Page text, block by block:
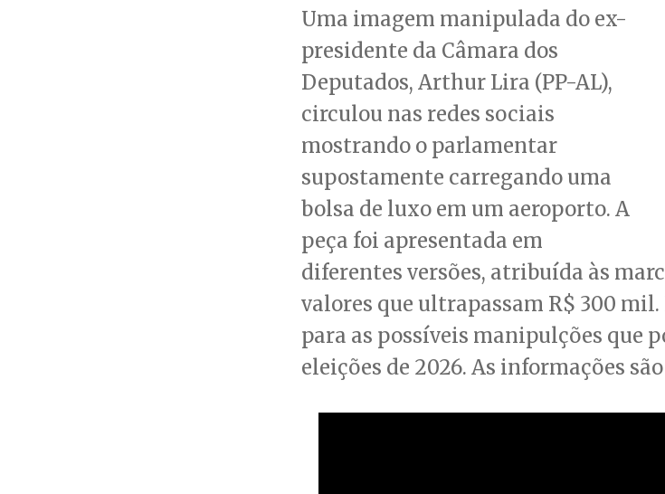
Uma imagem manipulada do ex-
presidente da Câmara dos
Deputados, Arthur Lira (PP-AL),
circulou nas redes sociais
mostrando o parlamentar
supostamente carregando uma
bolsa de luxo em um aeroporto. A
peça foi apresentada em
diferentes versões, atribuída às
valores que ultrapassam R$ 300
para as possíveis manipulções que
eleições de 2026. As informações